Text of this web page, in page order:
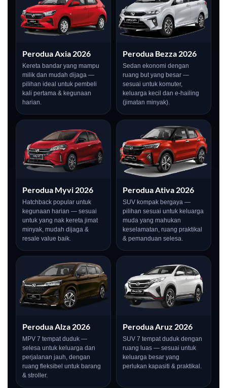
LIVE
Perodua Axia 2026
Kereta bandar yang mampu
milik dan mudah dijaga —
pilihan ideal untuk pembeli
kali pertama & kegunaan
harian.
Perodua Bezza 2026
Sedan ekonomi dengan
ruang but yang besar —
sesuai untuk komuter,
keluarga kecil dan e-hailing
(jimatan minyak).
Perodua Myvi 2026
Hatchback popular untuk
kegunaan harian — sesuai
untuk yang nak kereta jimat
minyak, mudah dijaga &
resale value baik.
Perodua Ativa 2026
SUV kompak bergaya —
pilihan sesuai untuk keluarga
muda yang mahukan
keselamatan, ruang praktikal
& pemanduan selesa.
Perodua Alza 2026
MPV 7 tempat duduk —
selesa untuk keluarga dan
perjalanan jauh, dengan
ruang fleksibel untuk barang
& stroller.
Perodua Aruz 2026
SUV 7 tempat duduk dengan
ruang luas — sesuai untuk
keluarga besar yang
perlukan kapasiti & praktikal.